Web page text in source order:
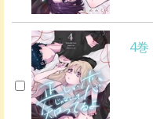
4巻